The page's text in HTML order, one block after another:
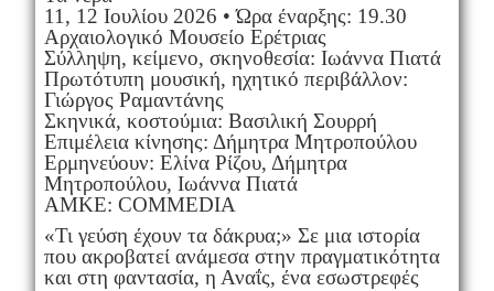
11, 12 Ιουλίου 2026 • Ώρα έναρξης: 19.30
Αρχαιολογικό Μουσείο Ερέτριας
Σύλληψη, κείμενο, σκηνοθεσία: Ιωάννα Πιατά
Πρωτότυπη μουσική, ηχητικό περιβάλλον:
Γιώργος Ραμαντάνης
Σκηνικά, κοστούμια: Βασιλική Σουρρή
Επιμέλεια κίνησης: Δήμητρα Μητροπούλου
Ερμηνεύουν: Ελίνα Ρίζου, Δήμητρα
Μητροπούλου, Ιωάννα Πιατά
ΑΜΚΕ: COMMEDIA
«Τι γεύση έχουν τα δάκρυα;» Σε μια ιστορία
που ακροβατεί ανάμεσα στην πραγματικότητα
και στη φαντασία, η Αναΐς, ένα εσωστρεφές